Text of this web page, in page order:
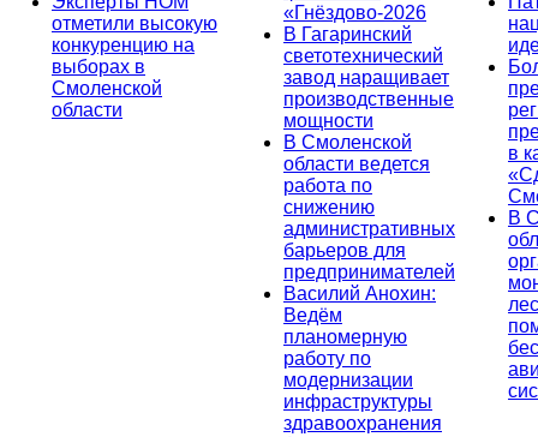
отметили высокую
конкуренцию на
выборах в
Смоленской
области
«Гнёздово-2026
В Гагаринский
светотехнический
завод наращивает
производственные
мощности
В Смоленской
области ведется
работа по
снижению
административных
барьеров для
предпринимателей
Василий Анохин:
Ведём
планомерную
работу по
модернизации
инфраструктуры
здравоохранения
в
В